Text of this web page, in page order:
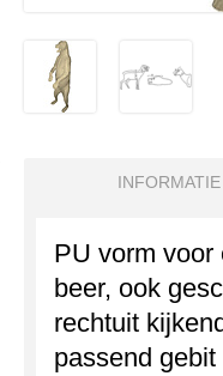
INFORMATIE
PU vorm voor
beer, ook
rechtuit
passend